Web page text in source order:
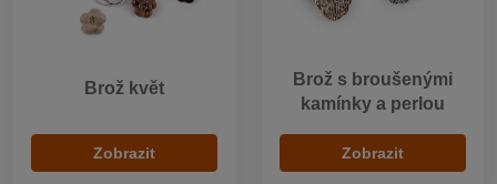
Brož květ
Zobrazit
Brož s broušenými
kamínky a perlou
Zobrazit